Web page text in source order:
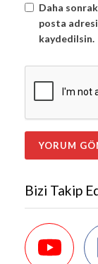
Daha
posta
kaydedilsin.
Bizi Takip